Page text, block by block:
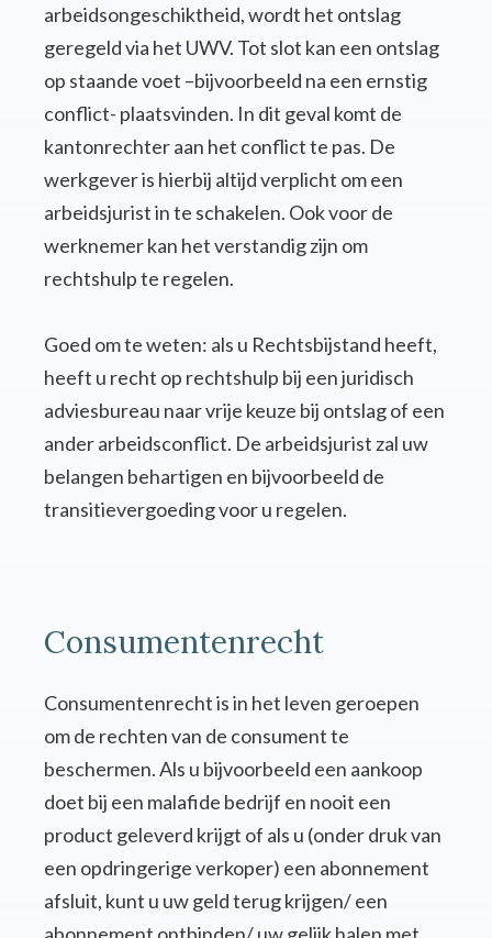
arbeidsongeschiktheid, wordt het ontslag
geregeld via het UWV. Tot slot kan een ontslag
op staande voet –bijvoorbeeld na een ernstig
conflict- plaatsvinden. In dit geval komt de
kantonrechter aan het conflict te pas. De
werkgever is hierbij altijd verplicht om een
arbeidsjurist in te schakelen. Ook voor de
werknemer kan het verstandig zijn om
rechtshulp te regelen.
Goed om te weten: als u Rechtsbijstand heeft,
heeft u recht op rechtshulp bij een juridisch
adviesbureau naar vrije keuze bij ontslag of een
ander arbeidsconflict. De arbeidsjurist zal uw
belangen behartigen en bijvoorbeeld de
transitievergoeding voor u regelen.
Consumentenrecht
Consumentenrecht is in het leven geroepen
om de rechten van de consument te
beschermen. Als u bijvoorbeeld een aankoop
doet bij een malafide bedrijf en nooit een
product geleverd krijgt of als u (onder druk van
een opdringerige verkoper) een abonnement
afsluit, kunt u uw geld terug krijgen/ een